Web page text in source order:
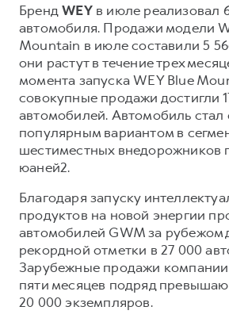
БрендWEYв июле реализовал
автомобиля. Продажи модели
Mountain в июле составили 5
они растут в течение трех
момента запуска WEY Blue
совокупные продажи достигли
автомобилей. Автомобиль
популярным вариантом в
шестиместных внедорожников
юаней2.
Благодаря запуску
продуктов на новой энергии
автомобилей GWM за рубежом
рекордной отметки в 27 000
Зарубежные продажи
пяти месяцев подряд
20 000 экземпляров.